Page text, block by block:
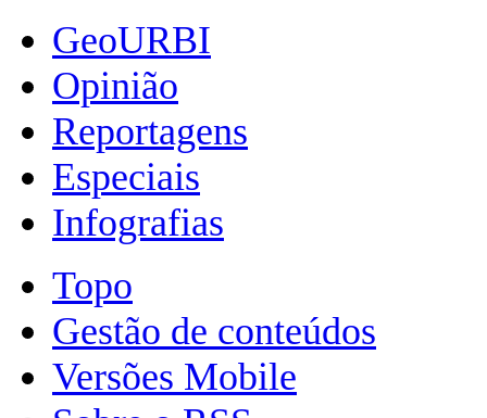
GeoURBI
Opinião
Reportagens
Especiais
Infografias
Topo
Gestão de conteúdos
Versões Mobile